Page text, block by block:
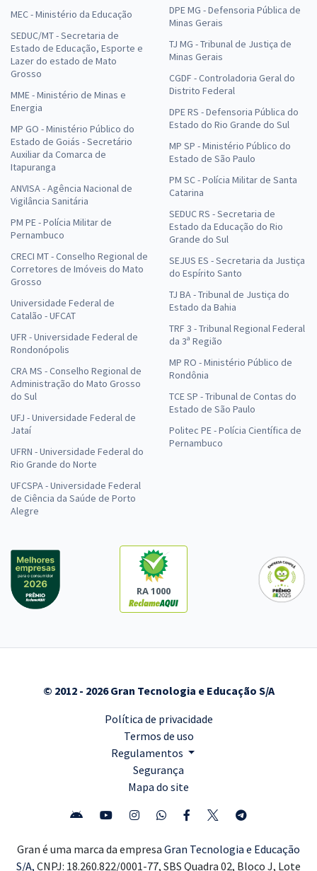
MEC - Ministério da Educação
SEDUC/MT - Secretaria de
Estado de Educação, Esporte e
Lazer do estado de Mato
Grosso
MME - Ministério de Minas e
Energia
MP GO - Ministério Público do
Estado de Goiás - Secretário
Auxiliar da Comarca de
Itapuranga
ANVISA - Agência Nacional de
Vigilância Sanitária
PM PE - Polícia Militar de
Pernambuco
CRECI MT - Conselho Regional de
Corretores de Imóveis do Mato
Grosso
Universidade Federal de
Catalão - UFCAT
UFR - Universidade Federal de
Rondonópolis
CRA MS - Conselho Regional de
Administração do Mato Grosso
do Sul
UFJ - Universidade Federal de
Jataí
UFRN - Universidade Federal do
Rio Grande do Norte
UFCSPA - Universidade Federal
de Ciência da Saúde de Porto
Alegre
DPE MG - Defensoria Pública de
Minas Gerais
TJ MG - Tribunal de Justiça de
Minas Gerais
CGDF - Controladoria Geral do
Distrito Federal
DPE RS - Defensoria Pública do
Estado do Rio Grande do Sul
MP SP - Ministério Público do
Estado de São Paulo
PM SC - Polícia Militar de Santa
Catarina
SEDUC RS - Secretaria de
Estado da Educação do Rio
Grande do Sul
SEJUS ES - Secretaria da Justiça
do Espírito Santo
TJ BA - Tribunal de Justiça do
Estado da Bahia
TRF 3 - Tribunal Regional Federal
da 3ª Região
MP RO - Ministério Público de
Rondônia
TCE SP - Tribunal de Contas do
Estado de São Paulo
Politec PE - Polícia Científica de
Pernambuco
RA 1000
© 2012 - 2026 Gran Tecnologia e Educação S/A
Política de privacidade
Termos de uso
Regulamentos
Segurança
Mapa do site
Gran é uma marca da empresa Gran Tecnologia e Educação
S/A, CNPJ: 18.260.822/0001-77, SBS Quadra 02, Bloco J, Lote